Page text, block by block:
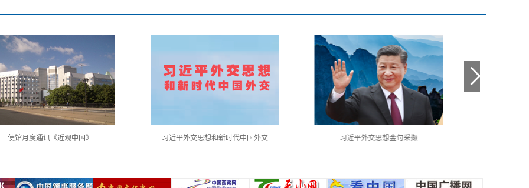
使馆月度通讯《近观中国》 习近平外交思想和新时代中国外交 习近平外交思想金句采撷